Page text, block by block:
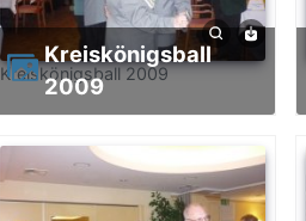
Kreiskönigsball 2009
Kreiskönigsball
2009